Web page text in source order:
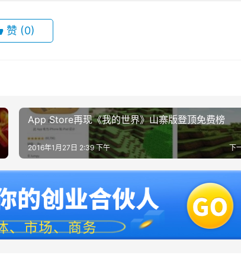
赞 (0)
App Store再现《我的世界》山寨版登顶免费榜
下
2016年1月27日 2:39 下午